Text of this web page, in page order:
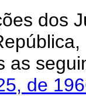
dos
as
de